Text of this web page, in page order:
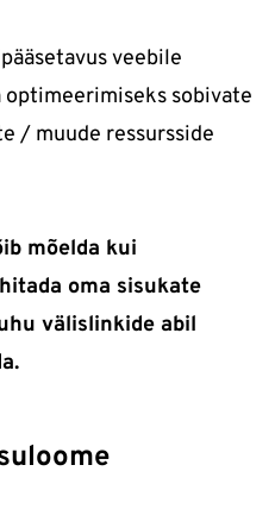
veebile
optimeerimiseks sobivate
/ muude ressursside
mõelda kui
oma sisukate
välislinkide abil